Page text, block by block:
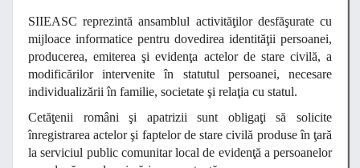
SIIEASC reprezintă ansamblul activităţilor desfăşurate cu
mijloace informatice pentru dovedirea identităţii persoanei,
producerea, emiterea şi evidenţa actelor de stare civilă, a
modificărilor intervenite în statutul persoanei, necesare
individualizării în familie, societate şi relaţia cu statul.
Cetăţenii români şi apatrizii sunt obligaţi să solicite
înregistrarea actelor şi faptelor de stare civilă produse în ţară
la serviciul public comunitar local de evidenţă a persoanelor